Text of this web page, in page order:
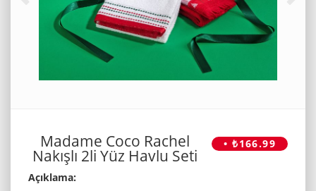
• ₺166.99
Madame Coco Rachel
Nakışlı 2li Yüz Havlu Seti
Açıklama: